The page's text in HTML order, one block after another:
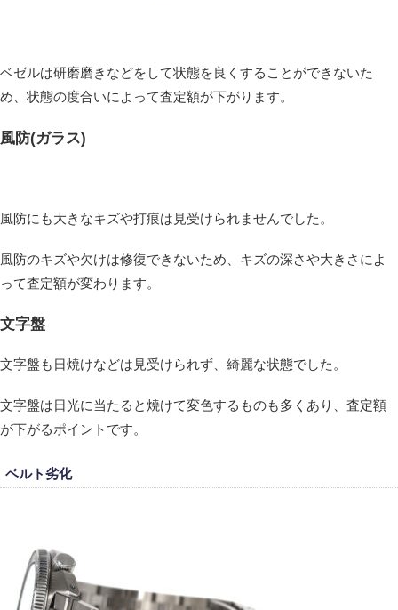
ベゼルは研磨磨きなどをして状態を良くすることができないた
め、状態の度合いによって査定額が下がります。
風防(ガラス)
風防にも大きなキズや打痕は見受けられませんでした。
風防のキズや欠けは修復できないため、キズの深さや大きさによ
って査定額が変わります。
文字盤
文字盤も日焼けなどは見受けられず、綺麗な状態でした。
文字盤は日光に当たると焼けて変色するものも多くあり、査定額
が下がるポイントです。
ベルト劣化